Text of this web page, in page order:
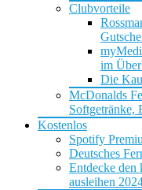
Clubvorteile
im
Die
McDonalds
Softgetränke,
Kostenlos
Spotify
Deutsches
Entdecke den
ausleihen